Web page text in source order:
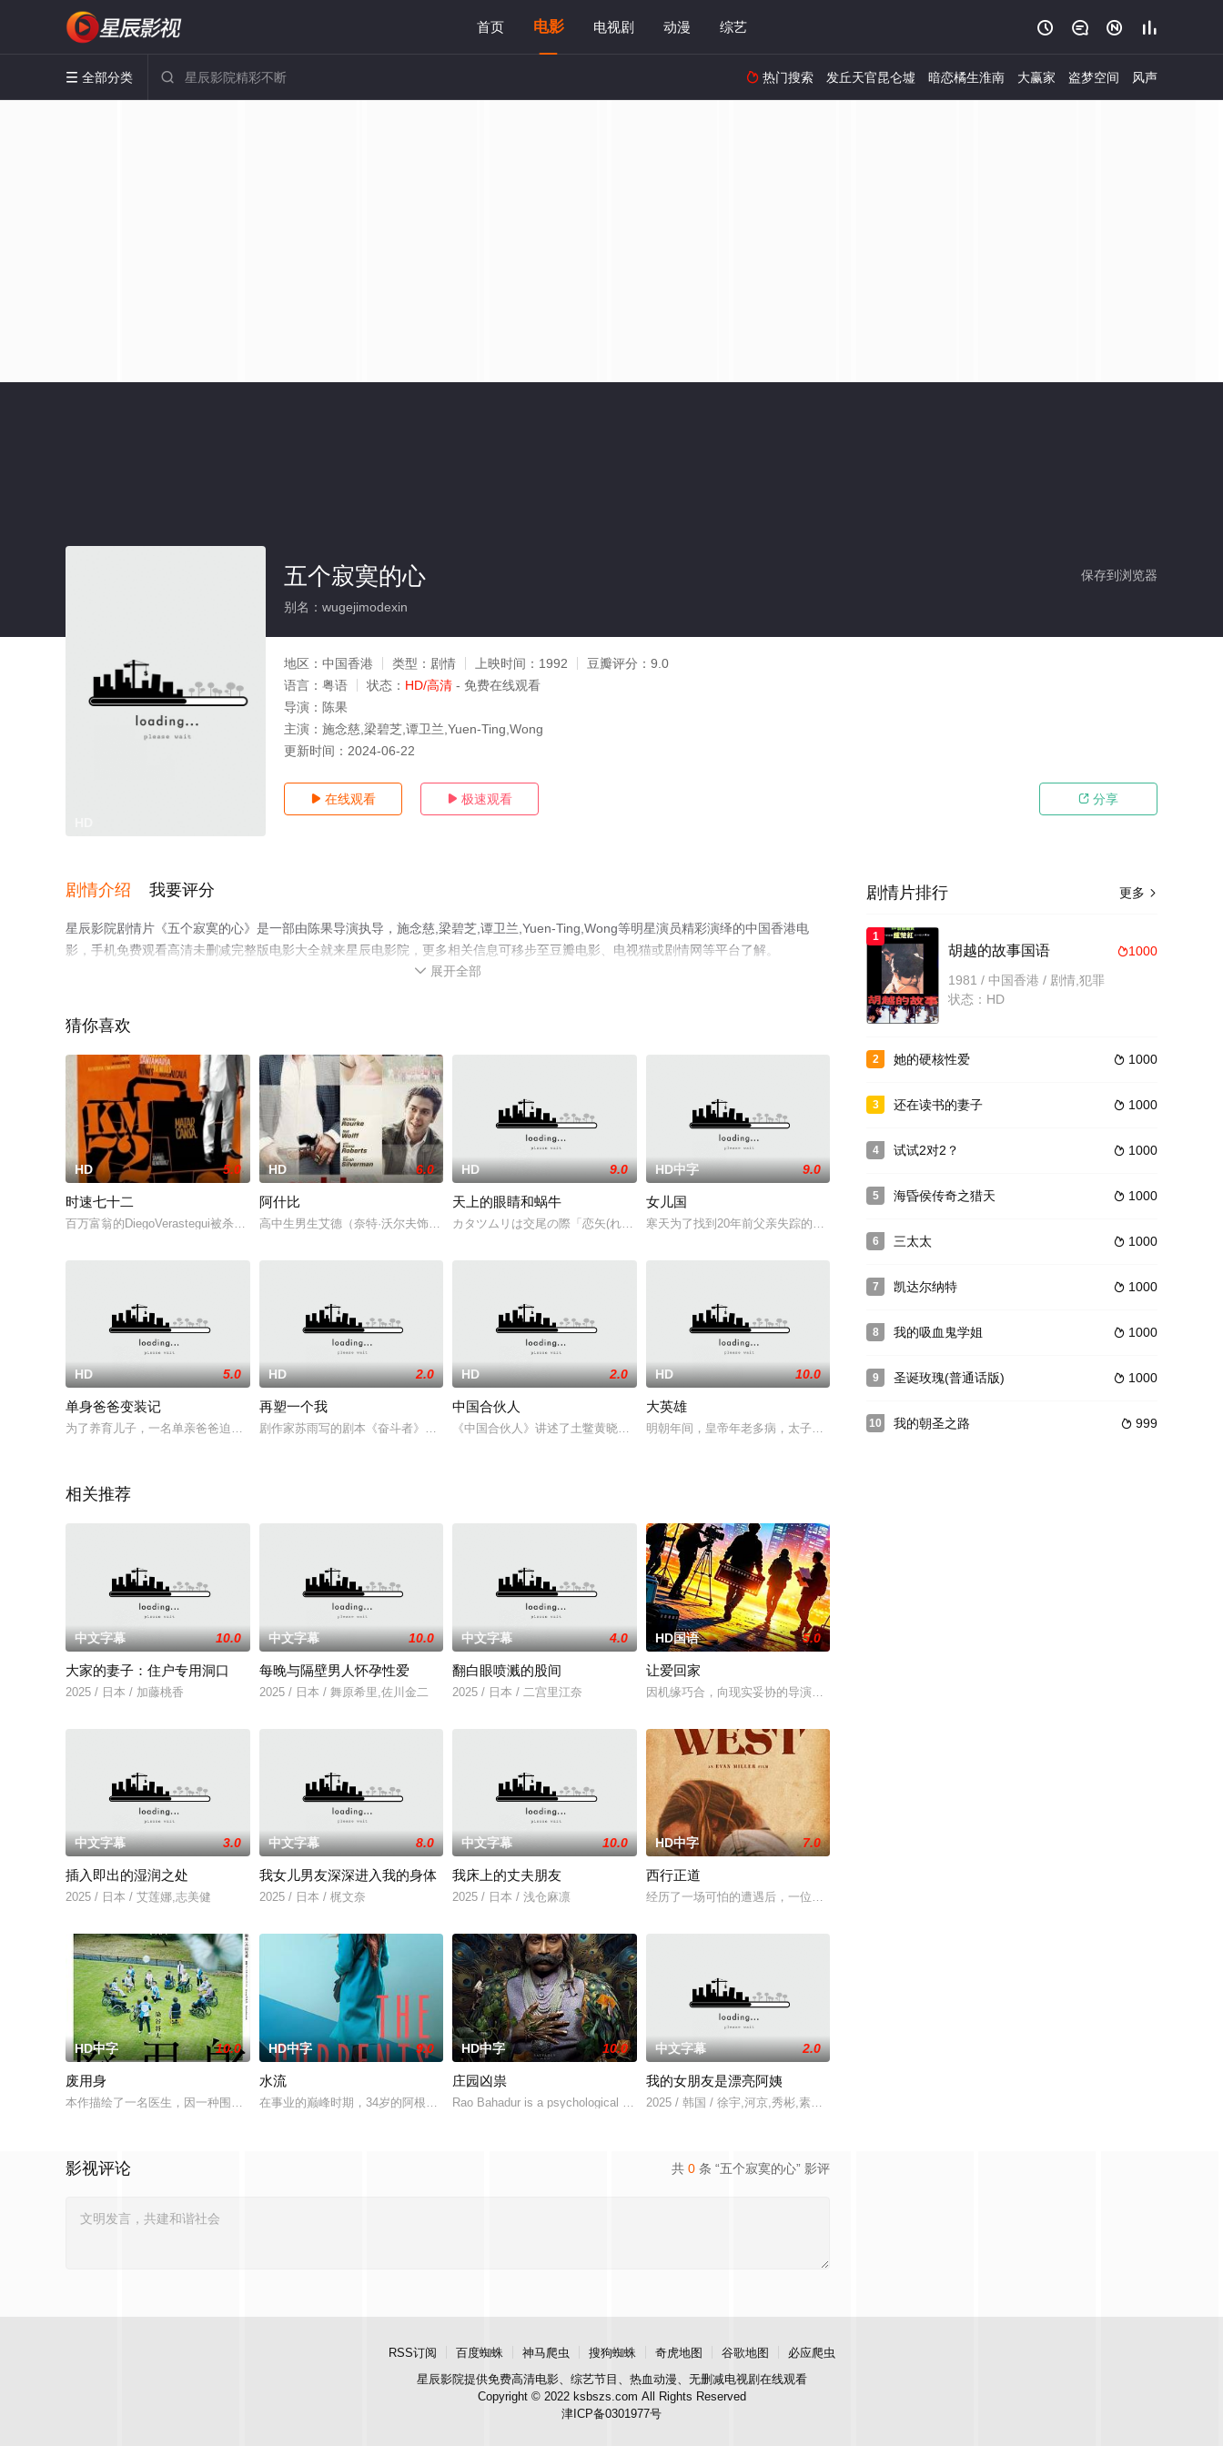
首页 电影 电视剧 动漫 综艺    
 全部分类   热门搜索 发丘天官昆仑墟 暗恋橘生淮南 大赢家 盗梦空间 风声
保存到浏览器
五个寂寞的心
别名：wugejimodexin
地区： 中国香港 类型： 剧情 上映时间： 1992 豆瓣评分： 9.0
语言： 粤语 状态： HD/高清 - 免费在线观看
导演： 陈果
主演： 施念慈,梁碧芝,谭卫兰,Yuen-Ting,Wong
更新时间： 2024-06-22
 在线观看  极速观看  分享
剧情介绍 我要评分
星辰影院剧情片《五个寂寞的心》是一部由陈果导演执导，施念慈,梁碧芝,谭卫兰,Yuen-Ting,Wong等明星演员精彩演绎的中国香港电
影，手机免费观看高清未删减完整版电影大全就来星辰电影院，更多相关信息可移步至豆瓣电影、电视猫或剧情网等平台了解。
 展开全部
猜你喜欢
HD 5.0
时速七十二
百万富翁的DiegoVerastegui被杀害在他的家里，有人从保险箱里取走一个宝贵的公文包。迪马斯-维拉斯蒂吉的保镖回到家，发现
HD 6.0
阿什比
高中生男生艾德（奈特·沃尔夫饰）无意中发现自己的邻居大叔（米基·洛克饰）的神秘身份，因为这个貌不起扬的大叔竟然是FBI退休了的前探
HD 9.0
天上的眼睛和蜗牛
カタツムリは交尾の際「恋矢(れんし)」と呼ばれる生殖器官を互いに突き刺しあうという。男でも女でもない雌雄同体の心を持てあましながら
HD中字 9.0
女儿国
寒天为了找到20年前父亲失踪的真相，来到了凤凰山，寒天无意间进到了一个女儿国，在女儿国里寒天经历了
HD 5.0
单身爸爸变装记
为了养育儿子，一名单亲爸爸迫于无奈，运用化妆的才能将自己打扮成女人，参加一支广告试镜
HD 2.0
再塑一个我
剧作家苏雨写的剧本《奋斗者》上演后，受到社会舆论的批评。他决定到生活中去调查研究，以证是非。在某法院，院长介绍他认识了审判员解稼芬
HD 2.0
中国合伙人
《中国合伙人》讲述了土鳖黄晓明、海龟邓超和愤青佟大为从1980年代到21世纪，30年的大变革背景下，三兄弟为了改变自身命运，创办英
HD 10.0
大英雄
明朝年间，皇帝年老多病，太子位迟迟未立。 老皇帝在弥留之际想要传位于二皇子民礼。不料大皇子民泰先
相关推荐
中文字幕 10.0
大家的妻子：住户专用洞口
2025 / 日本 / 加藤桃香
中文字幕 10.0
每晚与隔壁男人怀孕性爱
2025 / 日本 / 舞原希里,佐川金二
中文字幕 4.0
翻白眼喷溅的股间
2025 / 日本 / 二宫里江奈
HD国语 5.0
让爱回家
因机缘巧合，向现实妥协的导演朱达仁萌生拍一部《河南人在北京》电影的念头，在说服主编姚松、老乡韩战
中文字幕 3.0
插入即出的湿润之处
2025 / 日本 / 艾莲娜,志美健
中文字幕 8.0
我女儿男友深深进入我的身体
2025 / 日本 / 梶文奈
中文字幕 10.0
我床上的丈夫朋友
2025 / 日本 / 浅仓麻凛
HD中字 7.0
西行正道
经历了一场可怕的遭遇后，一位小镇女子向疏远的哥哥借了钱，独自一人踏上穿越西德克萨斯州的旅程，寻求
HD中字 10.0
废用身
本作描绘了一名医生，因一种围绕“废用身”——因瘫痪等原因已无恢复可能的四肢——的治疗方法，而一步步踏入在追求理想的理性与疯狂之间摇
HD中字 9.0
水流
在事业的巅峰时期，34岁的阿根廷造型师丽娜在瑞士的一场颁奖典礼后，被一种突如其来的冲动驱使。回到布宜诺斯艾利斯后，她什么也没说，但
HD中字 10.0
庄园凶祟
Rao Bahadur is a psychological drama set against the backdrop of
中文字幕 2.0
我的女朋友是漂亮阿姨
2025 / 韩国 / 徐宇,河京,秀彬,素美,崔敏浩,时宇,金东宇,韩蔚
共 0 条 “五个寂寞的心” 影评
影视评论
更多 
剧情片排行
1
1000
胡越的故事国语
1981 / 中国香港 / 剧情,犯罪
状态：HD
2  1000
她的硬核性爱
3  1000
还在读书的妻子
4  1000
试试2对2？
5  1000
海昏侯传奇之猎天
6  1000
三太太
7  1000
凯达尔纳特
8  1000
我的吸血鬼学姐
9  1000
圣诞玫瑰(普通话版)
10  999
我的朝圣之路
RSS订阅 百度蜘蛛 神马爬虫 搜狗蜘蛛 奇虎地图 谷歌地图
必应爬虫
星辰影院提供免费高清电影、综艺节目、热血动漫、无删减电视剧在线观看
Copyright © 2022 ksbszs.com All Rights Reserved
津ICP备0301977号